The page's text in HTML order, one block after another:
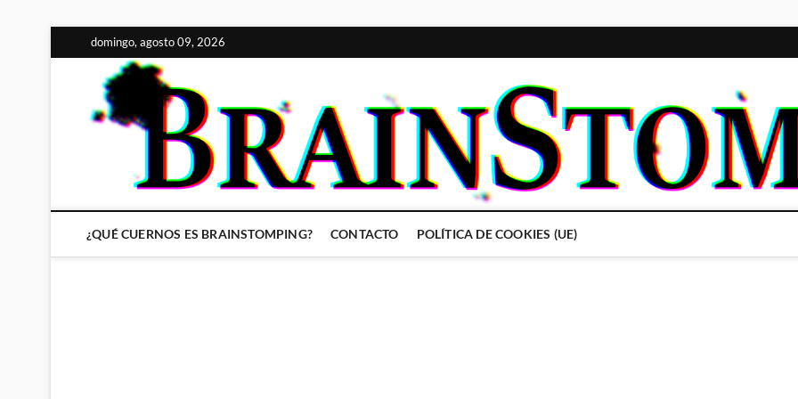
al
contenido
domingo, agosto 09, 2026
¿QUÉ CUERNOS ES BRAINSTOMPING? CONTACTO POLÍTICA DE COOKIES (UE)